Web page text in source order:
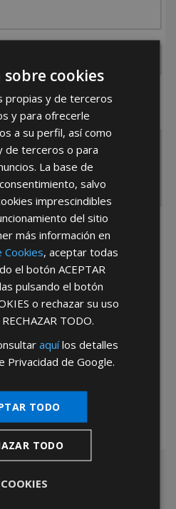
es la empresa?
Portugal Otros
laPolítica de Privacidad
a tiendas y empresas minoristas y
mayoristas.
cookies
propias y de terceros
y para ofrecerle
a su perfil, así como
de terceros o para
La base de
salvo
imprescindibles
del sitio
más información en
Cookies, aceptar todas
el botónACEPTAR
pulsando el botón
o rechazar su uso
RECHAZAR TODO.
aquílos detalles
Privacidad de Google.
TODO
TODO